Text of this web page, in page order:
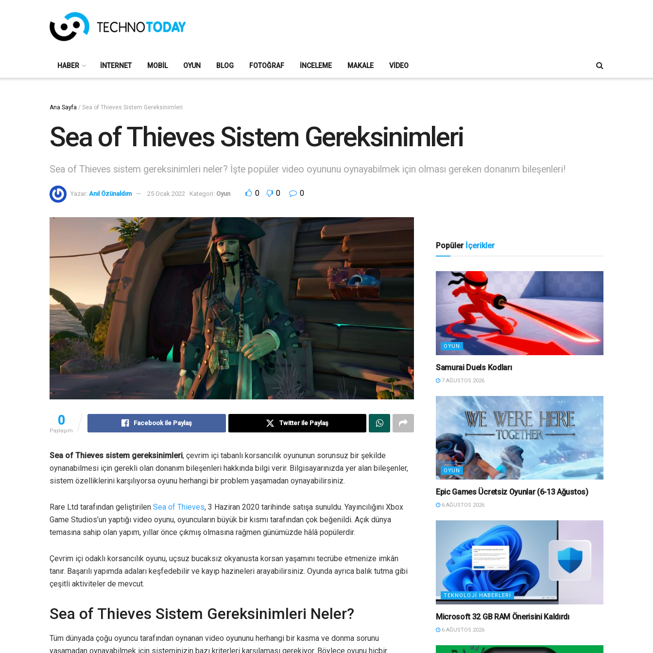
HABER İNTERNET MOBIL OYUN BLOG FOTOĞRAF İNCELEME MAKALE VIDEO
Ana Sayfa / Sea of Thieves Sistem Gereksinimleri
Sea of Thieves Sistem Gereksinimleri
Sea of Thieves sistem gereksinimleri neler? İşte popüler video oyununu oynayabilmek için olması gereken donanım bileşenleri!
Yazar: Anıl Özünaldım 25 Ocak 2022 Kategori: Oyun 0 0 0
0
Paylaşım
Facebook ile Paylaş Twitter ile Paylaş
Sea of Thieves sistem gereksinimleri, çevrim içi tabanlı korsancılık oyununun sorunsuz bir şekilde
oynanabilmesi için gerekli olan donanım bileşenleri hakkında bilgi verir. Bilgisayarınızda yer alan bileşenler,
sistem özelliklerini karşılıyorsa oyunu herhangi bir problem yaşamadan oynayabilirsiniz.
Rare Ltd tarafından geliştirilen Sea of Thieves, 3 Haziran 2020 tarihinde satışa sunuldu. Yayıncılığını Xbox
Game Studios’un yaptığı video oyunu, oyuncuların büyük bir kısmı tarafından çok beğenildi. Açık dünya
temasına sahip olan yapım, yıllar önce çıkmış olmasına rağmen günümüzde hâlâ popülerdir.
Çevrim içi odaklı korsancılık oyunu, uçsuz bucaksız okyanusta korsan yaşamını tecrübe etmenize imkân
tanır. Başarılı yapımda adaları keşfedebilir ve kayıp hazineleri arayabilirsiniz. Oyunda ayrıca balık tutma gibi
çeşitli aktiviteler de mevcut.
Sea of Thieves Sistem Gereksinimleri Neler?
Tüm dünyada çoğu oyuncu tarafından oynanan video oyununu herhangi bir kasma ve donma sorunu
yaşamadan oynayabilmek için sisteminizin bazı kriterleri karşılaması gerekiyor. Böylece oyunu hiçbir
Popüler İçerikler
OYUN
Samurai Duels Kodları
7 AĞUSTOS 2026
OYUN
Epic Games Ücretsiz Oyunlar (6-13 Ağustos)
6 AĞUSTOS 2026
TEKNOLOJI HABERLERI
Microsoft 32 GB RAM Önerisini Kaldırdı
6 AĞUSTOS 2026